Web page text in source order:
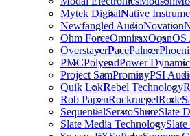
Mytek DigitalNative
Newfangled AudioNovation
Ohm ForceOmniraxOqanOS
OverstayerPacePalmer
PMCPolyendPower
Project SamProminyPSI
Quik LokRebel Technology
Rob PapenRockruepelRodeS
SequentialSeratoShureSlate
Slate Media Technology